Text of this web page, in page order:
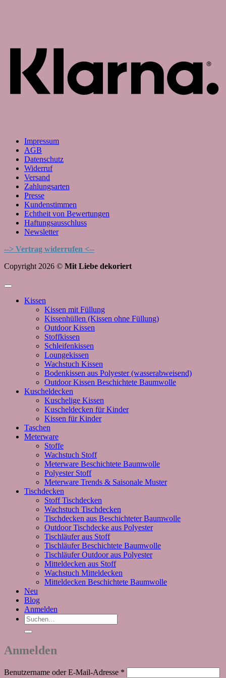
Impressum
AGB
Datenschutz
Widerruf
Versand
Zahlungsarten
Presse
Kundenstimmen
Echtheit von Bewertungen
Haftungsausschluss
Newsletter
--> Vertrag widerrufen <--
Copyright 2026 © Mit Liebe dekoriert
Kissen
Kissen mit Füllung
Kissenhüllen (Kissen ohne Füllung)
Outdoor Kissen
Stoffkissen
Schleifenkissen
Loungekissen
Wachstuch Kissen
Bodenkissen aus Polyester (wasserabweisend)
Outdoor Kissen Beschichtete Baumwolle
Kuscheldecken
Kuschelige Kissen
Kuscheldecken für Kinder
Kissen für Kinder
Taschen
Meterware
Stoffe
Wachstuch Stoff
Meterware Beschichtete Baumwolle
Polyester Stoff
Meterware Trends & Saisonale Muster
Tischdecken
Stoff Tischdecken
Wachstuch Tischdecken
Tischdecken aus Beschichteter Baumwolle
Outdoor Tischdecke aus Polyester
Tischläufer aus Stoff
Tischläufer Beschichtete Baumwolle
Tischläufer Outdoor aus Polyester
Mitteldecken aus Stoff
Wachstuch Mitteldecken
Mitteldecken Beschichtete Baumwolle
Neu
Blog
Anmelden
Suchen
nach:
Anmelden
Benutzername oder E-Mail-Adresse *